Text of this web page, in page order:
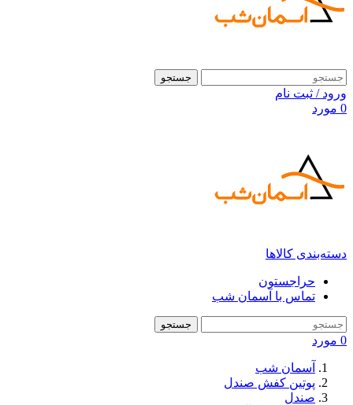
جستجو
ورود / ثبت نام
0 مورد
دسته‌بندی کالاها
حراجستون
تماس با آسمان شب
جستجو
0 مورد
آسمان شب
پوتین کفش صندل
صندل